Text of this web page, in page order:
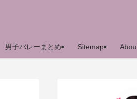
男子バレーまとめ Sitemap